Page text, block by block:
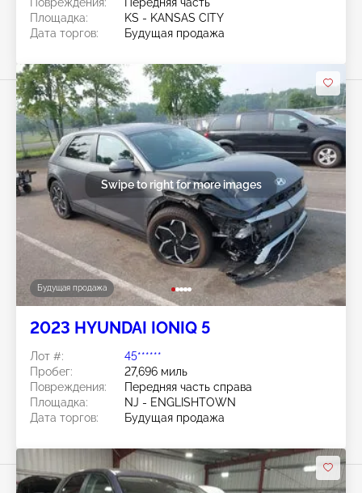
Площадка:
KS - KANSAS CITY
Дата торгов:
Будущая продажа
Будущая продажа
Swipe to right for more images
2023 HYUNDAI IONIQ 5
Лот #:
45******
Пробег:
27,696 миль
Повреждения:
Передняя часть справа
Площадка:
NJ - ENGLISHTOWN
Дата торгов:
Будущая продажа